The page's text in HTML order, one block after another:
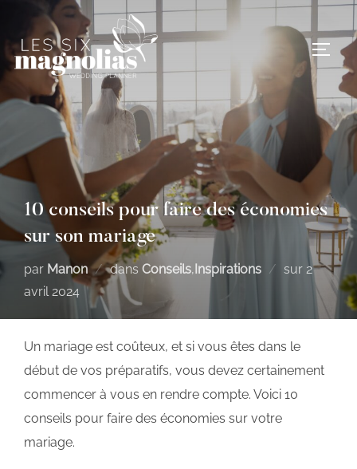
contenu
10 conseils pour faire des économies
sur son mariage
par Manon dans Conseils,Inspirations sur Publié
2
avril 2024
Un mariage est coûteux, et si vous êtes dans le
début de vos préparatifs, vous devez certainement
commencer à vous en rendre compte. Voici 10
conseils pour faire des économies sur votre
mariage.